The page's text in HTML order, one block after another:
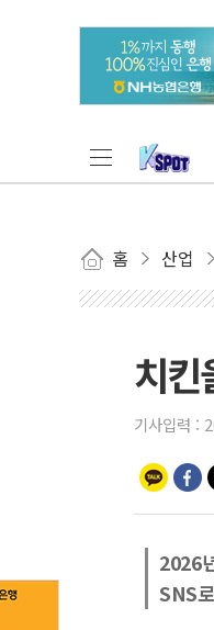
홈 산업
치
기사입력 :
2026
SNS